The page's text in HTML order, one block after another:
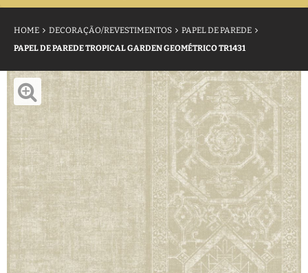
HOME DECORAÇÃO/REVESTIMENTOS
PAPEL DE PAREDE
PAPEL DE PAREDE TROPICAL GARDEN GEOMÉTRICO TR1431